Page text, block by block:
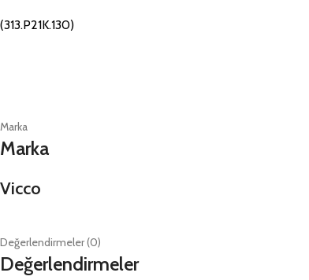
(313.P21K.130)
Marka
Marka
Vicco
Değerlendirmeler (0)
Değerlendirmeler